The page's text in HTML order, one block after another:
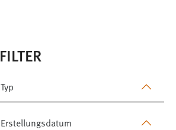
FILTER
Typ
Erstellungsdatum